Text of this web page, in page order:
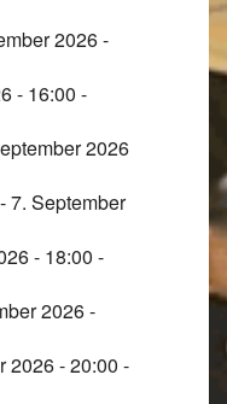
2026 -
- 16:00 -
2026
- 7. September
- 18:00 -
2026 -
2026 - 20:00 -